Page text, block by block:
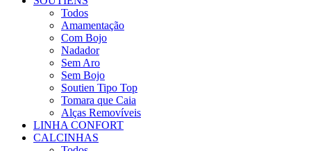
Todos
Amamentação
Com Bojo
Nadador
Sem Aro
Sem Bojo
Soutien Tipo Top
Tomara que Caia
Alças Removíveis
LINHA CONFORT
CALCINHAS